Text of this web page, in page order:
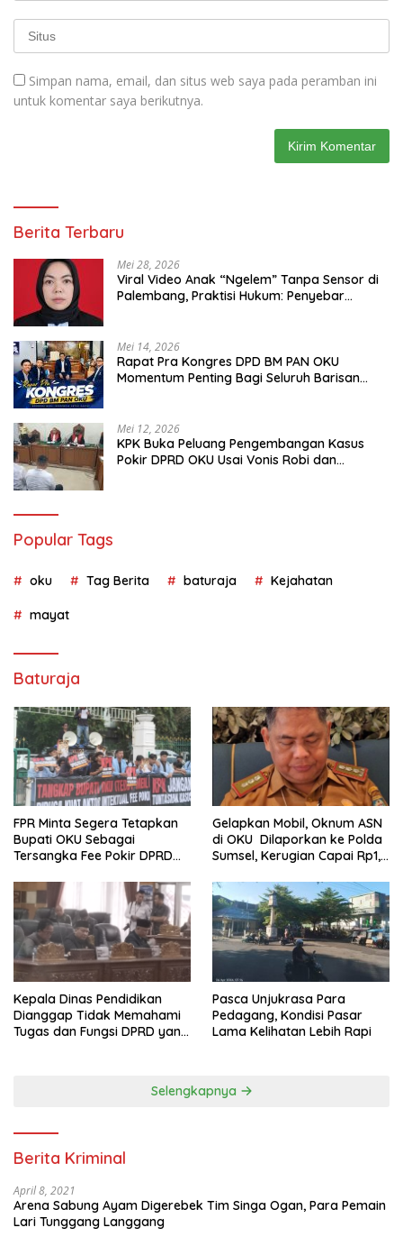
Simpan nama, email, dan situs web saya pada peramban ini
untuk komentar saya berikutnya.
Berita Terbaru
Mei 28, 2026
Viral Video Anak “Ngelem” Tanpa Sensor di
Palembang, Praktisi Hukum: Penyebar
Mei 14, 2026
Rapat Pra Kongres DPD BM PAN OKU
Momentum Penting Bagi Seluruh Barisan
Mei 12, 2026
KPK Buka Peluang Pengembangan Kasus
Pokir DPRD OKU Usai Vonis Robi dan
Popular Tags
oku Tag Berita baturaja Kejahatan
mayat
Baturaja
FPR Minta Segera Tetapkan
Bupati OKU Sebagai
Tersangka Fee Pokir DPRD
Gelapkan Mobil, Oknum ASN
di OKU Dilaporkan ke Polda
Sumsel, Kerugian Capai Rp1,2
Kepala Dinas Pendidikan
Dianggap Tidak Memahami
Tugas dan Fungsi DPRD yang
Pasca Unjukrasa Para
Pedagang, Kondisi Pasar
Lama Kelihatan Lebih Rapi
Selengkapnya
Berita Kriminal
April 8, 2021
Arena Sabung Ayam Digerebek Tim Singa Ogan, Para Pemain
Lari Tunggang Langgang